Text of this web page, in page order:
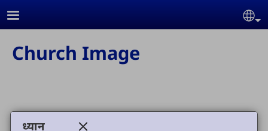
Skip to main content
Church Image
ध्यान